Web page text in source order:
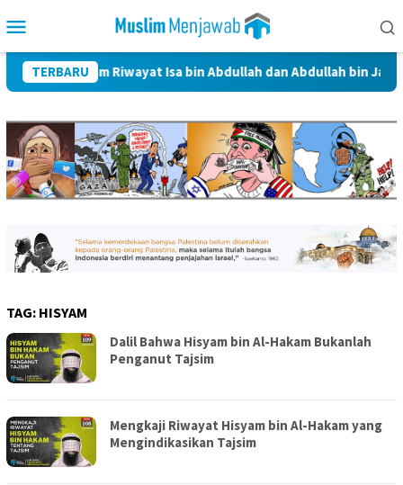
to
Menu
TERBARU
dalam Riwayat Isa bin Abdullah dan Abdullah bin Jafar Al-
TAG: HISYAM
Dalil Bahwa Hisyam bin Al-Hakam Bukanlah
Penganut Tajsim
Mengkaji Riwayat Hisyam bin Al-Hakam yang
Mengindikasikan Tajsim